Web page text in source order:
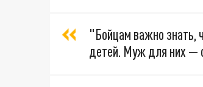
"Бойцам важно знать,
детей. Муж для них —